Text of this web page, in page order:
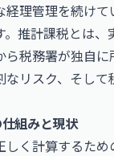
理管理を続け
推計課税とは
税務署が独自
リスク、そし
組みと現状
く計算するた